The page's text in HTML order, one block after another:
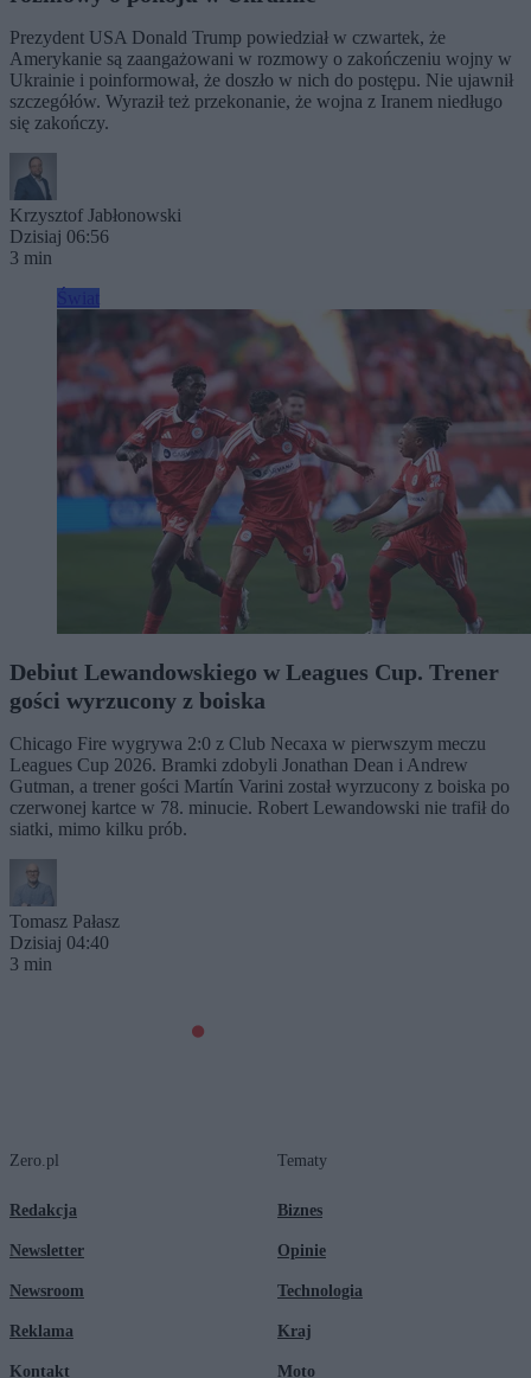
Prezydent USA Donald Trump powiedział w czwartek, że
Amerykanie są zaangażowani w rozmowy o zakończeniu wojny w
Ukrainie i poinformował, że doszło w nich do postępu. Nie ujawnił
szczegółów. Wyraził też przekonanie, że wojna z Iranem niedługo
się zakończy.
Krzysztof Jabłonowski
Dzisiaj 06:56
3 min
Debiut Lewandowskiego w Leagues Cup. Trener
gości wyrzucony z boiska
Chicago Fire wygrywa 2:0 z Club Necaxa w pierwszym meczu
Leagues Cup 2026. Bramki zdobyli Jonathan Dean i Andrew
Gutman, a trener gości Martín Varini został wyrzucony z boiska po
czerwonej kartce w 78. minucie. Robert Lewandowski nie trafił do
siatki, mimo kilku prób.
Tomasz Pałasz
Dzisiaj 04:40
3 min
Zero.pl
Redakcja
Newsletter
Newsroom
Reklama
Kontakt
Tematy
Biznes
Opinie
Technologia
Kraj
Moto